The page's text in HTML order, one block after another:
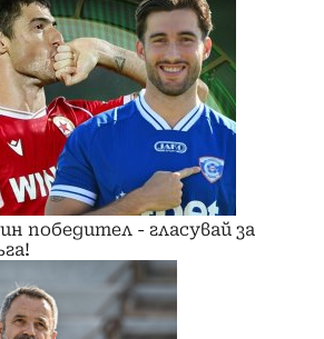
победител - гласувай за